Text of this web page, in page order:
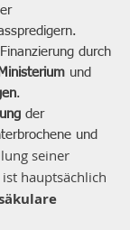
durch
und
.
der
und
seiner
hauptsächlich